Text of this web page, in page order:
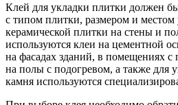
Клей для укладки плитки должен
с типом плитки, размером и местом
керамической плитки на стены и
используются клеи на цементной
на фасадах зданий, в помещениях
на полы с подогревом, а также для
камня используются